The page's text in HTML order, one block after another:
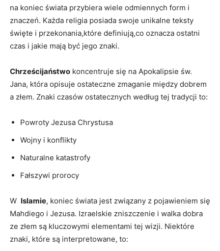
na koniec świata przybiera wiele‌ odmiennych⁣ form i
znaczeń. Każda ‍religia posiada ⁤swoje unikalne teksty
święte i przekonania,które definiują,co oznacza ostatni
czas i jakie ⁤mają być jego znaki.
Chrześcijaństwo koncentruje się na Apokalipsie św.
Jana, która opisuje ostateczne zmaganie​ między dobrem
‍a złem. Znaki czasów ostatecznych​ według tej ​tradycji to:
Powroty Jezusa Chrystusa
Wojny i konflikty
Naturalne katastrofy
Fałszywi prorocy
W ​ Islamie, koniec ‌świata jest ​związany z pojawieniem się
Mahdiego i Jezusa. Izraelskie zniszczenie i⁢ walka‍ dobra
ze złem są kluczowymi ‌elementami tej wizji.‌ Niektóre
znaki,​ które są interpretowane, to: